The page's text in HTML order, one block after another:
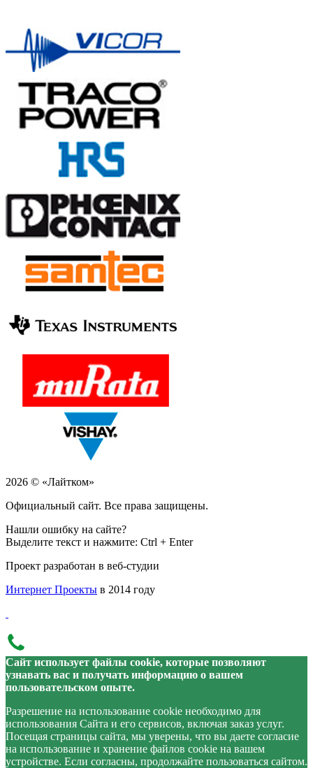
2026 © «Лайтком»
Официальный сайт. Все права защищены.
Нашли ошибку на сайте?
Выделите текст и нажмите: Ctrl + Enter
Проект разработан в веб-студии
Интернет Проекты в 2014 году
Сайт использует файлы cookie, которые позволяют
узнавать вас и получать информацию о вашем
пользовательском опыте.
Разрешение на использование cookie необходимо для
использования Сайта и его сервисов, включая заказ услуг.
Посещая страницы сайта, мы уверены, что вы даете согласие
на использование и хранение файлов cookie на вашем
устройстве. Если согласны, продолжайте пользоваться сайтом.